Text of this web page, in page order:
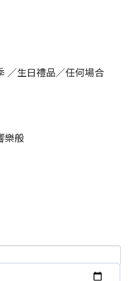
／生日禮品／任何場合
樂般